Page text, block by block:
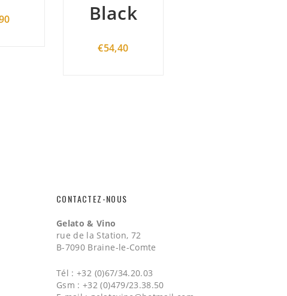
Black
€54,40
CONTACTEZ-NOUS
Gelato & Vino
rue de la Station, 72
B-7090 Braine-le-Comte
Tél : +32 (0)67/34.20.03
Gsm : +32 (0)479/23.38.50